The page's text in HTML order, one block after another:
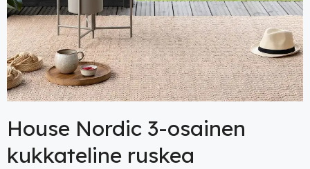
House Nordic 3-osainen
kukkateline ruskea